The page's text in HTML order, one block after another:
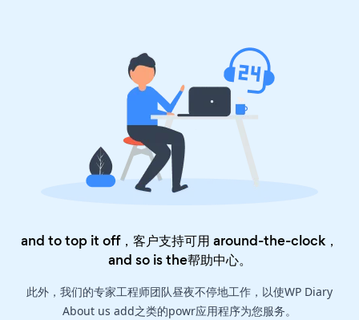
and to top it off，客户支持可用 around-the-clock，
and so is the帮助中心。
此外，我们的专家工程师团队昼夜不停地工作，以使WP Diary
About us add之类的powr应用程序为您服务。